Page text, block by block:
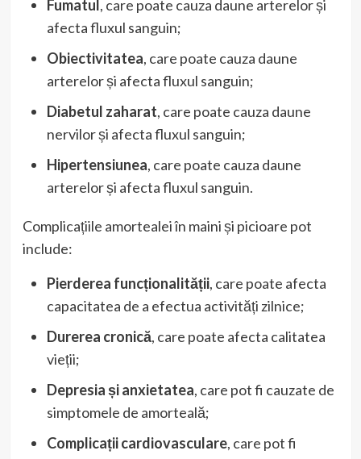
Fumatul, care poate cauza daune arterelor și
afecta fluxul sanguin;
Obiectivitatea, care poate cauza daune
arterelor și afecta fluxul sanguin;
Diabetul zaharat, care poate cauza daune
nervilor și afecta fluxul sanguin;
Hipertensiunea, care poate cauza daune
arterelor și afecta fluxul sanguin.
Complicațiile amortealei în maini și picioare pot
include:
Pierderea funcționalității, care poate afecta
capacitatea de a efectua activități zilnice;
Durerea cronică, care poate afecta calitatea
vieții;
Depresia și anxietatea, care pot fi cauzate de
simptomele de amorteală;
Complicații cardiovasculare, care pot fi